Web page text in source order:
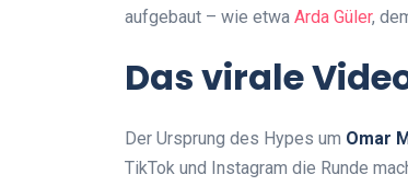
aufgebaut – wie etwa Arda Güler,
Das virale
Der Ursprung des Hypes um Omar
TikTok und Instagram die Runde